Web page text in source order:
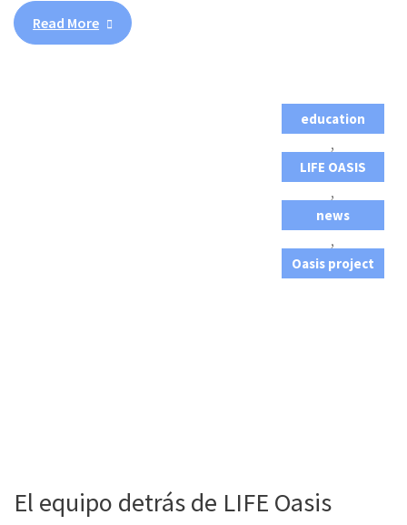
Read More
education
,
LIFE OASIS
,
news
,
Oasis project
El equipo detrás de LIFE Oasis